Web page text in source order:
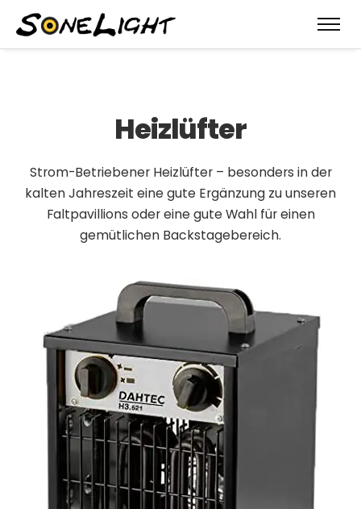
Heizlüfter
Strom-Betriebener Heizlüfter – besonders in der
kalten Jahreszeit eine gute Ergänzung zu unseren
Faltpavillions oder eine gute Wahl für einen
gemütlichen Backstagebereich.